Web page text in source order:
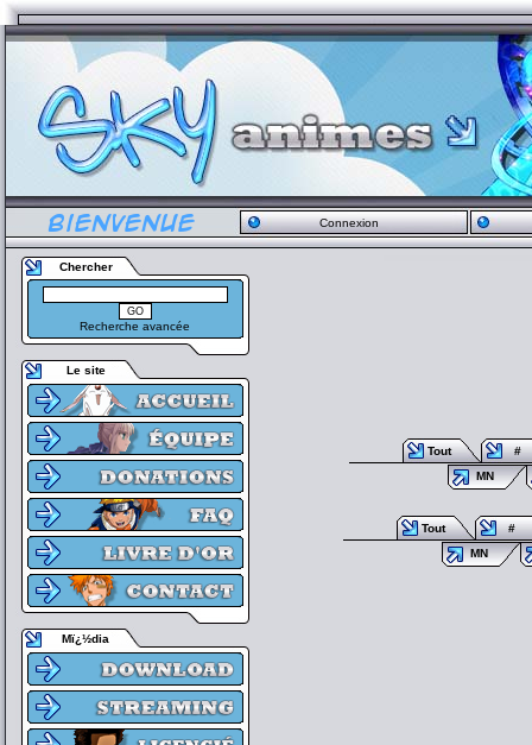
Connexion
Chercher
Recherche avancée
Le site
Mï¿½dia
Tout
#
MN
Tout
#
MN